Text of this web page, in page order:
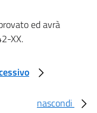
ed avrà
XX.
nascondi